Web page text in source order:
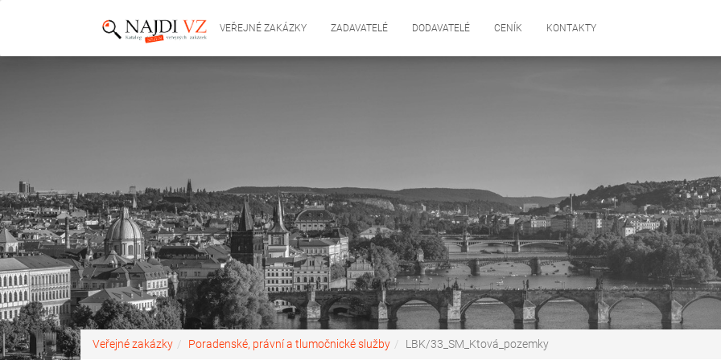
VEŘEJNÉ ZAKÁZKY ZADAVATELÉ DODAVATELÉ CENÍK KONTAKTY
Veřejné zakázky Poradenské, právní a tlumočnické služby LBK/33_SM_Ktová_pozemky